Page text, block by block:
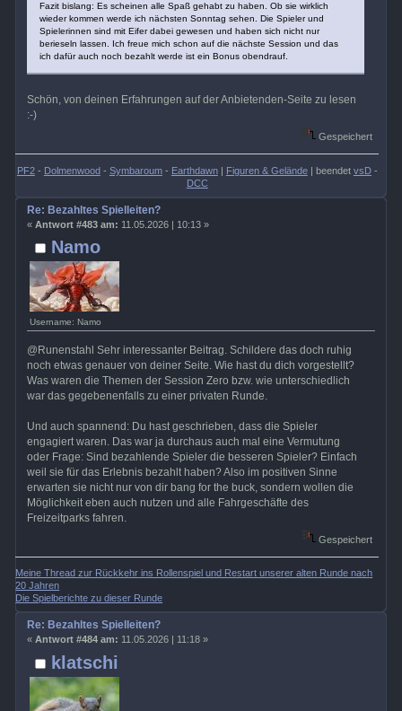
Fazit bislang: Es scheinen alle Spaß gehabt zu haben. Ob sie wirklich
wieder kommen werde ich nächsten Sonntag sehen. Die Spieler und
Spielerinnen sind mit Eifer dabei gewesen und haben sich nicht nur
berieseln lassen. Ich freue mich schon auf die nächste Session und das
ich dafür auch noch bezahlt werde ist ein Bonus obendrauf.
Schön, von deinen Erfahrungen auf der Anbietenden-Seite zu lesen
:-)
Gespeichert
PF2- Dolmenwood- Symbaroum- Earthdawn| Figuren & Gelände| beendet vsD-
DCC
Namo
Username: Namo
Re: Bezahltes Spielleiten?
« Antwort #483 am: 11.05.2026 | 10:13 »
@Runenstahl Sehr interessanter Beitrag. Schildere das doch ruhig
noch etwas genauer von deiner Seite. Wie hast du dich vorgestellt?
Was waren die Themen der Session Zero bzw. wie unterschiedlich
war das gegebenenfalls zu einer privaten Runde.
Und auch spannend: Du hast geschrieben, dass die Spieler
engagiert waren. Das war ja durchaus auch mal eine Vermutung
oder Frage: Sind bezahlende Spieler die besseren Spieler? Einfach
weil sie für das Erlebnis bezahlt haben? Also im positiven Sinne
erwarten sie nicht nur von dir bang for the buck, sondern wollen die
Möglichkeit eben auch nutzen und alle Fahrgeschäfte des
Freizeitparks fahren.
Gespeichert
Meine Thread zur Rückkehr ins Rollenspiel und Restart unserer alten Runde nach
20 Jahren
Die Spielberichte zu dieser Runde
klatschi
Re: Bezahltes Spielleiten?
« Antwort #484 am: 11.05.2026 | 11:18 »